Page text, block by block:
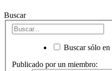
Buscar
Buscar sólo
Publicado por un miembro: